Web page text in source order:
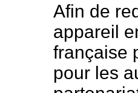
Afin de
appareil
française
pour les